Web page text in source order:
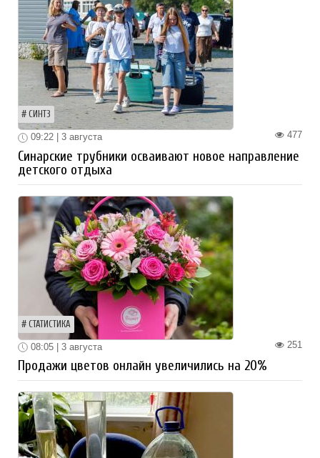
СИНТЗ
477
09:22 | 3 августа
Синарские трубники осваивают новое направление
детского отдыха
СТАТИСТИКА
251
08:05 | 3 августа
Продажи цветов онлайн увеличились на 20%